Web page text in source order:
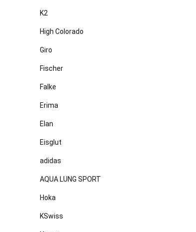
K2
High Colorado
Giro
Fischer
Falke
Erima
Elan
Eisglut
adidas
AQUA LUNG SPORT
Hoka
KSwiss